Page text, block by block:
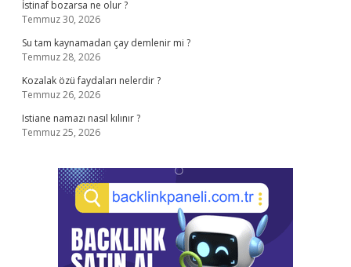
İstinaf bozarsa ne olur ?
Temmuz 30, 2026
Su tam kaynamadan çay demlenir mi ?
Temmuz 28, 2026
Kozalak özü faydaları nelerdir ?
Temmuz 26, 2026
Istiane namazı nasıl kılınır ?
Temmuz 25, 2026